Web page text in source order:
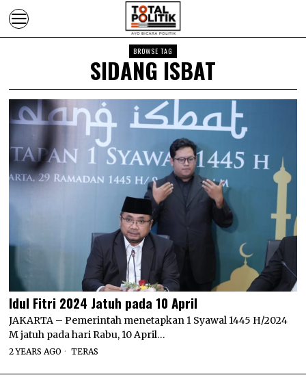
BROWSE TAG
SIDANG ISBAT
Idul Fitri 2024 Jatuh pada 10 April
JAKARTA – Pemerintah menetapkan 1 Syawal 1445 H/2024
M jatuh pada hari Rabu, 10 April…
2 YEARS AGO TERAS